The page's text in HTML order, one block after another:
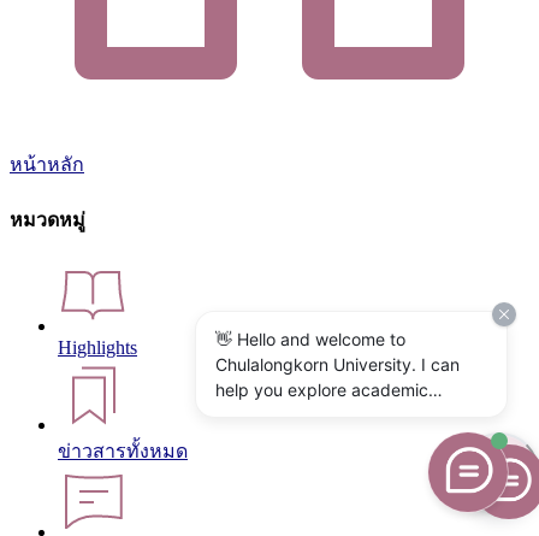
หน้าหลัก
หมวดหมู่
Highlights
ข่าวสารทั้งหมด
👋 Hello and welcome to
Chulalongkorn University. I can
help you explore academic